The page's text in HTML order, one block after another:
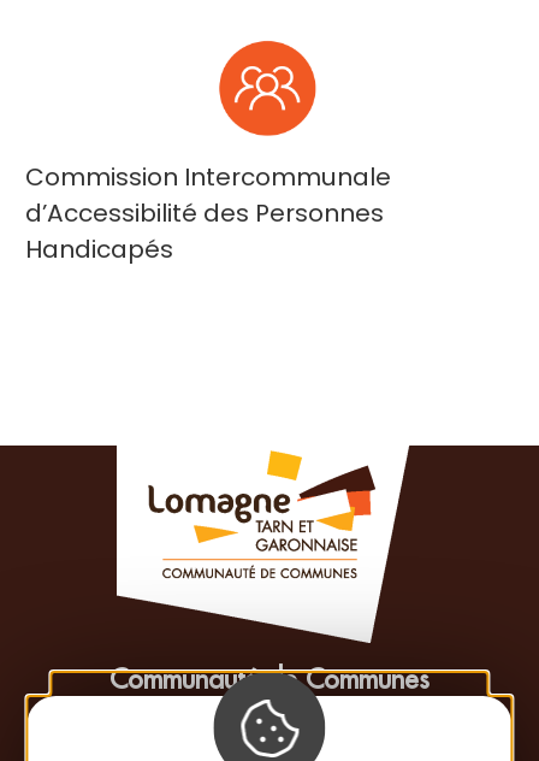
Commission Intercommunale
d’Accessibilité des Personnes
Handicapés
Communauté de Communes
de la Lomagne Tarn-et-Garonnaise